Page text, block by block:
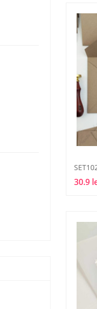
30.9